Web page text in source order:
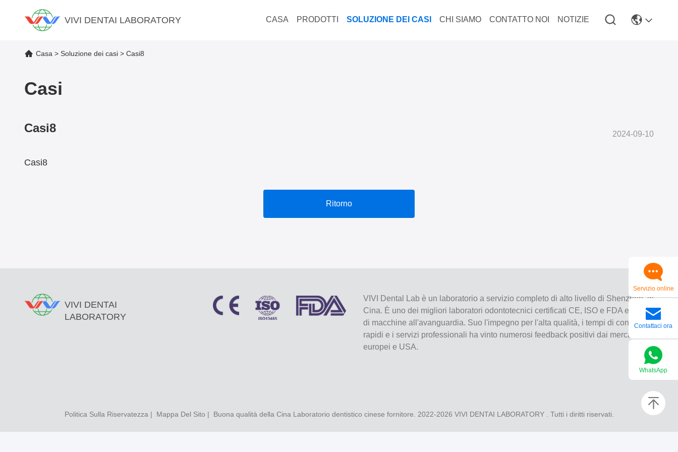
VIVI DENTAI LABORATORY CASA PRODOTTI SOLUZIONE DEI CASI CHI SIAMO CONTATTO NOI NOTIZIE
Casa > Soluzione dei casi > Casi8
Casi
Casi8 2024-09-10
Casi8
Ritorno
VIVI DENTAI
LABORATORY
VIVI Dental Lab è un laboratorio a servizio completo di alto livello di Shenzhen, in
Cina. È uno dei migliori laboratori odontotecnici certificati CE, ISO e FDA e dotati
di macchine all'avanguardia. Suo l'impegno per l'alta qualità, i tempi di consegna
rapidi e i servizi professionali ha vinto numerosi feedback positivi dai mercati
europei e USA.
Politica Sulla Riservatezza | Mappa Del Sito | Buona qualità della Cina Laboratorio dentistico cinese fornitore. 2022-2026 VIVI DENTAI LABORATORY. Tutti i diritti riservati.
Servizio online
Contattaci ora
WhatsApp